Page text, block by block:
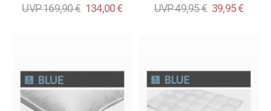
UVP 169,90 € 134,00 € UVP 49,95 € 39,95 €